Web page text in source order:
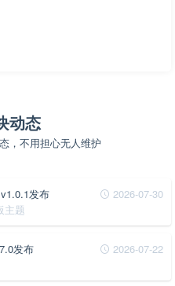
动态
，不用担心无人维护
2026-07-30
发布
主题
2026-07-22
发布